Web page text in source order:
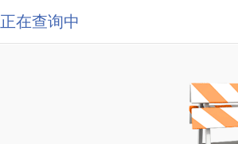
正在查询中